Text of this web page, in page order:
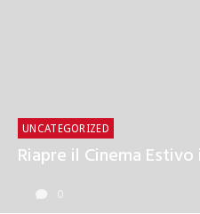
UNCATEGORIZED
Riapre il Cinema
0